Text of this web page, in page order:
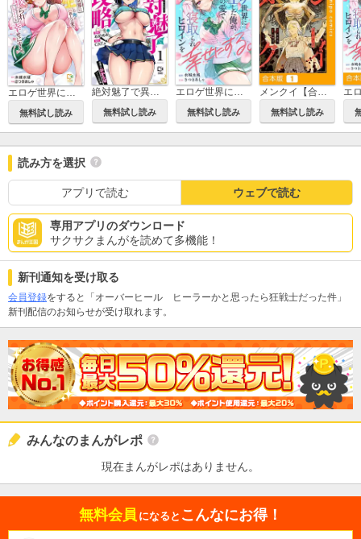
エロゲ世界に転生した俺が、推しへの愛で寝取られヒロインを幸せにする。【電子単行本】
無料試し読み
絶対魅了で異世界攻略！～高慢女わからせハーレム計画～【電子単行本】
無料試し読み
エロゲ世界に転生した俺が、推しへの愛で寝取られヒロインを幸せにする。
無料試し読み
メンクイ【合本版】
無料試し読み
読み方を選択
アプリで読む ウェブで読む
専用アプリのダウンロード
サクサクまんがを読めて多機能！
新刊通知を受け取る
会員登録をすると「オーバーヒール ヒーラーかと思ったら狂戦士だった件」
新刊配信のお知らせが受け取れます。
みんなのまんがレポ
現在まんがレポはありません。
無料会員 になると こんなにお得！